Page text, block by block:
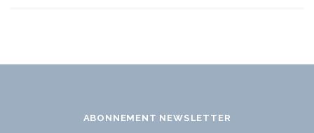
ABONNEMENT NEWSLETTER